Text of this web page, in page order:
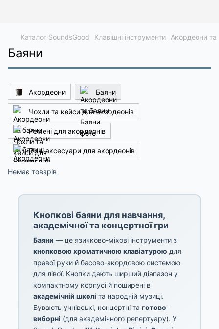
Каталог SoundsGood Клавішні інструменти Акордеони та
Баяни
Акордеони Баяни
Чохли та кейси для акордеонів
Ремені для акордеонів
Різні аксесуари для акордеонів
Немає товарів
Кнопкові баяни для навчання,
академічної та концертної гри
Баяни — це язичково-міхові інструменти з
кнопковою хроматичною клавіатурою для
правої руки й басово-акордовою системою
для лівої. Кнопки дають ширший діапазон у
компактному корпусі й поширені в
академічній школі та народній музиці.
Бувають учнівські, концертні та готово-
виборні (для академічного репертуару). У